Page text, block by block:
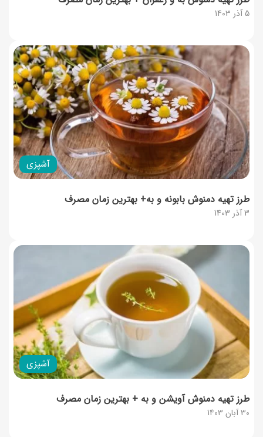
5 آذر 1403
آشپزی
3 آذر 1403
طرز تهیه دمنوش بابونه و به+ بهترین زمان مصرف
آشپزی
30 آبان 1403
طرز تهیه دمنوش آویشن و به + بهترین زمان مصرف